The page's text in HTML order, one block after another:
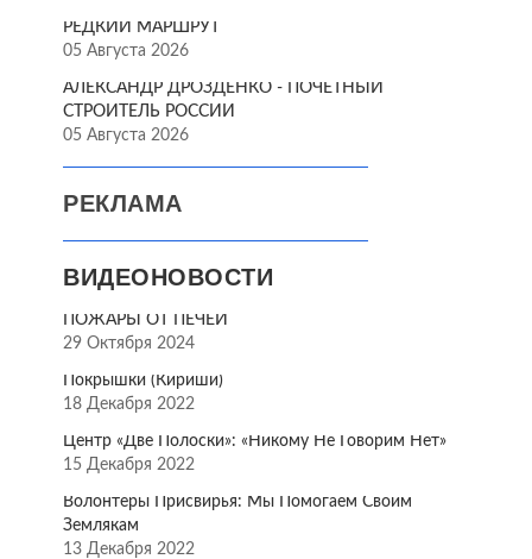
РЕДКИЙ МАРШРУТ
05 Августа 2026
АЛЕКСАНДР ДРОЗДЕНКО - ПОЧЁТНЫЙ
СТРОИТЕЛЬ РОССИИ
05 Августа 2026
РЕКЛАМА
ВИДЕОНОВОСТИ
ПОЖАРЫ ОТ ПЕЧЕЙ
29 Октября 2024
Покрышки (Кириши)
18 Декабря 2022
Центр «Две Полоски»: «Никому Не Говорим Нет»
15 Декабря 2022
Волонтёры Присвирья: Мы Помогаем Своим
Землякам
13 Декабря 2022